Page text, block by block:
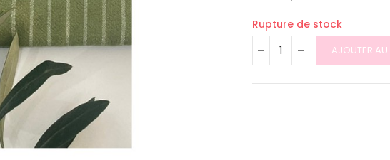
Rupture de stock
AJOUTER AU